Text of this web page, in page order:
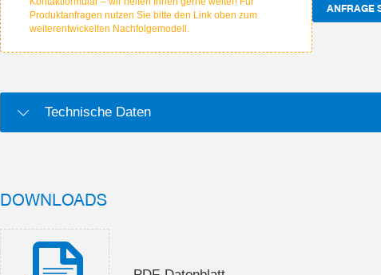
Produktanfragen nutzen Sie bitte den Link oben zum
weiterentwickelten Nachfolgemodell.
ANFRAGE
Technische Daten
DOWNLOADS